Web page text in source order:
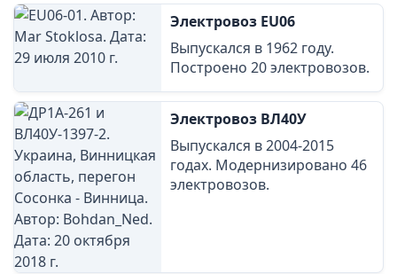
Электровоз EU06
Выпускался в 1962 году.
Построено 20 электровозов.
Электровоз ВЛ40У
Выпускался в 2004-2015
годах. Модернизировано 46
электровозов.